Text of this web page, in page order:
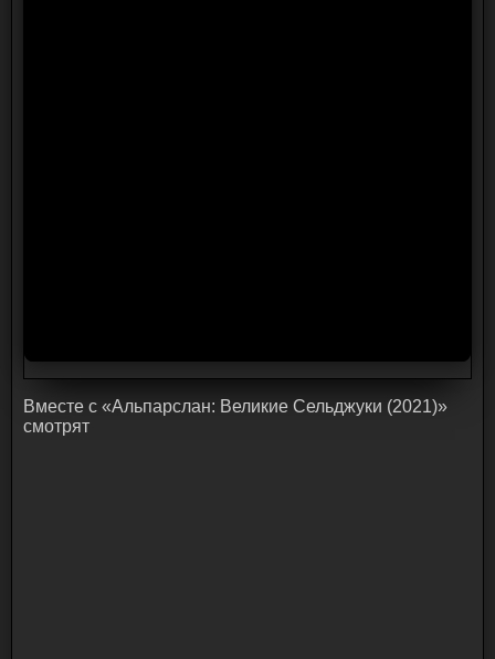
Bмecтe c «Альпарслан: Великие Сельджуки (2021)»
cмoтpят